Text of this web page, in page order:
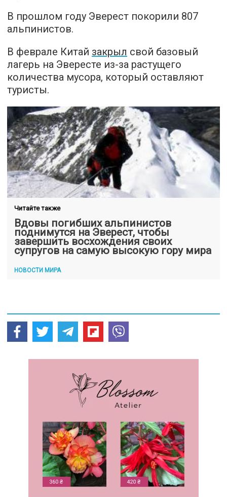
В прошлом году Эверест покорили 807
альпинистов.
В феврале Китай закрыл свой базовый
лагерь на Эвересте из-за растущего
количества мусора, который оставляют
туристы.
Читайте также
Вдовы погибших альпинистов
поднимутся на Эверест, чтобы
завершить восхождения своих
супругов на самую высокую гору мира
НОВОСТИ МИРА